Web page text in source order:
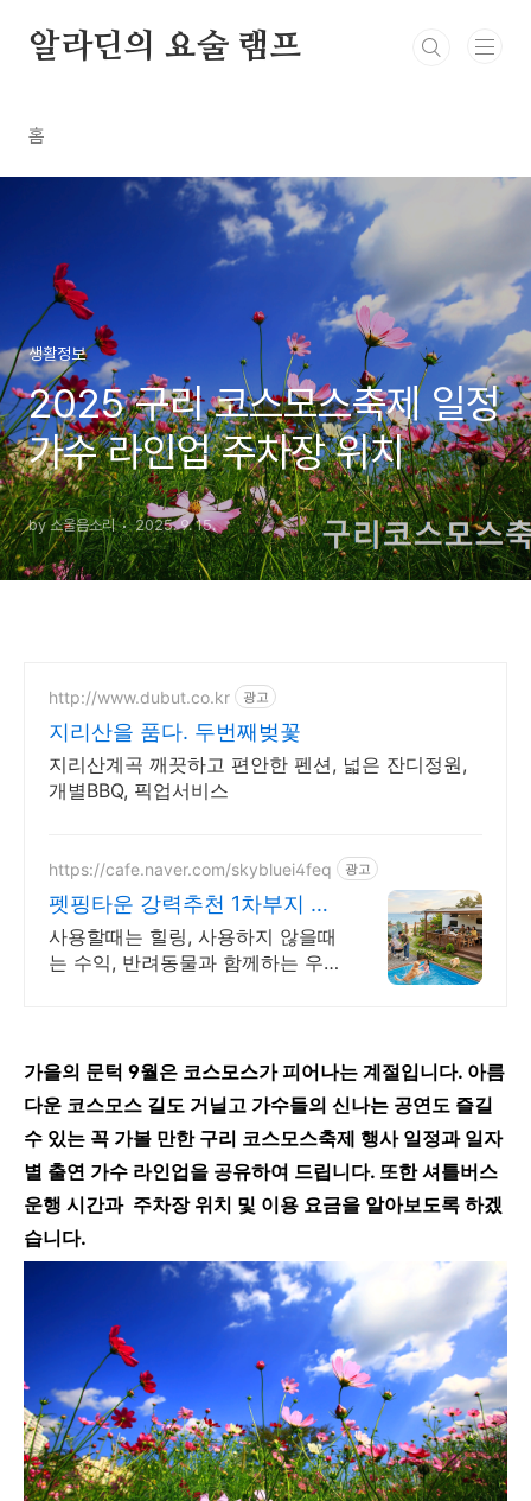
알라딘의 요술 램프
홈
생활정보
2025 구리 코스모스축제 일정
가수 라인업 주차장 위치
by 소울음소리 2025. 9. 15.
http://www.dubut.co.kr 광고
지리산을 품다. 두번째벚꽃
지리산계곡 깨끗하고 편안한 펜션, 넓은 잔디정원,
개별BBQ, 픽업서비스
https://cafe.naver.com/skybluei4feq 광고
펫핑타운 강력추천 1차부지 일
반분양중
사용할때는 힐링, 사용하지 않을때
는 수익, 반려동물과 함께하는 우
양
가을의 문턱 9월은 코스모스가 피어나는 계절입니다. 아름
다운 코스모스 길도 거닐고 가수들의 신나는 공연도 즐길
수 있는 꼭 가볼 만한 구리 코스모스축제 행사 일정과 일자
별 출연 가수 라인업을 공유하여 드립니다. 또한 셔틀버스
운행 시간과 주차장 위치 및 이용 요금을 알아보도록 하겠
습니다.